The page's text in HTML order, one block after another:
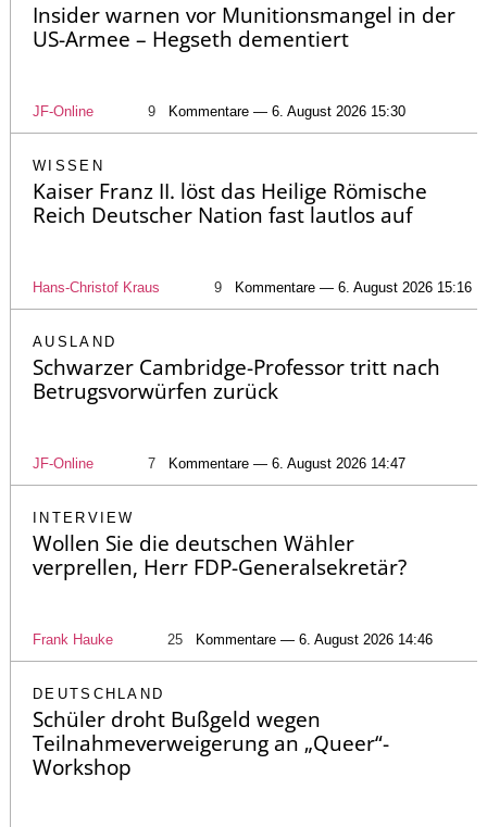
Insider warnen vor Munitionsmangel in der
US-Armee – Hegseth dementiert
JF-Online 9 Kommentare — 6. August 2026 15:30
WISSEN
Kaiser Franz II. löst das Heilige Römische
Reich Deutscher Nation fast lautlos auf
Hans-Christof Kraus 9 Kommentare — 6. August 2026 15:16
AUSLAND
Schwarzer Cambridge-Professor tritt nach
Betrugsvorwürfen zurück
JF-Online 7 Kommentare — 6. August 2026 14:47
INTERVIEW
Wollen Sie die deutschen Wähler
verprellen, Herr FDP-Generalsekretär?
Frank Hauke 25 Kommentare — 6. August 2026 14:46
DEUTSCHLAND
Schüler droht Bußgeld wegen
Teilnahmeverweigerung an „Queer“-
Workshop